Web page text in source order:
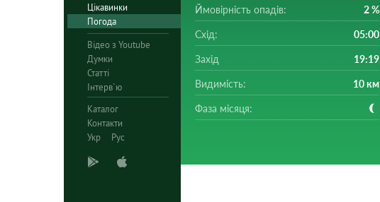
Цікавинки
Погода
Відео з Youtube
Думки
Статті
Інтерв`ю
Каталог
Контакти
Укр
Рус
Ймовірність опадів: 2 %
Схід: 05:00
Захід 19:19
Видимість: 10 км
Фаза місяця: